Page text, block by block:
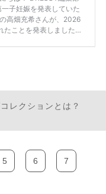
レクションとは？
5 6 7